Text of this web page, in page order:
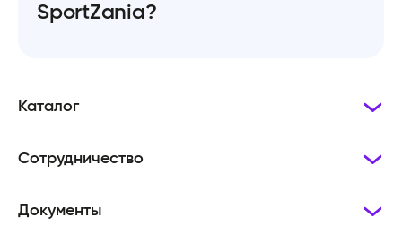
SportZania?
Каталог
Сотрудничество
Документы